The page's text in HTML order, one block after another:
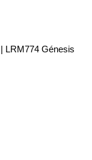
LRM774 Génesis